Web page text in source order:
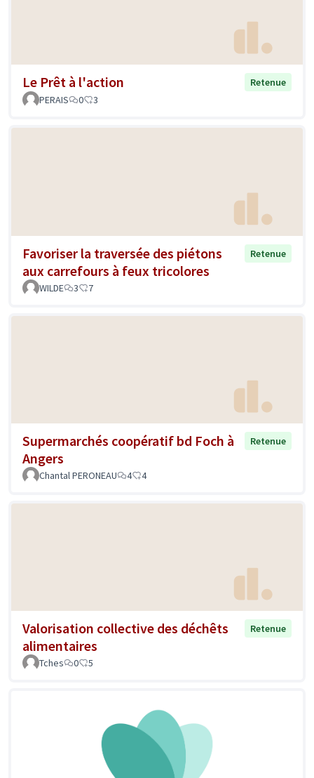
Le Prêt à l'action
Retenue
PERAIS
0 3
Favoriser la traversée des piétons
aux carrefours à feux tricolores
Retenue
WILDE 3 7
Supermarchés coopératif bd Foch à
Angers
Retenue
Chantal PERONEAU 4 4
Valorisation collective des déchêts
alimentaires
Retenue
Tches 0 5